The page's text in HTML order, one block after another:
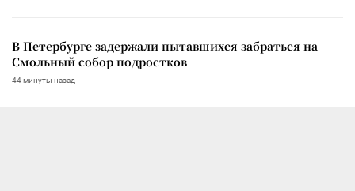
В Петербурге задержали пытавшихся забраться на
Смольный собор подростков
44 минуты назад